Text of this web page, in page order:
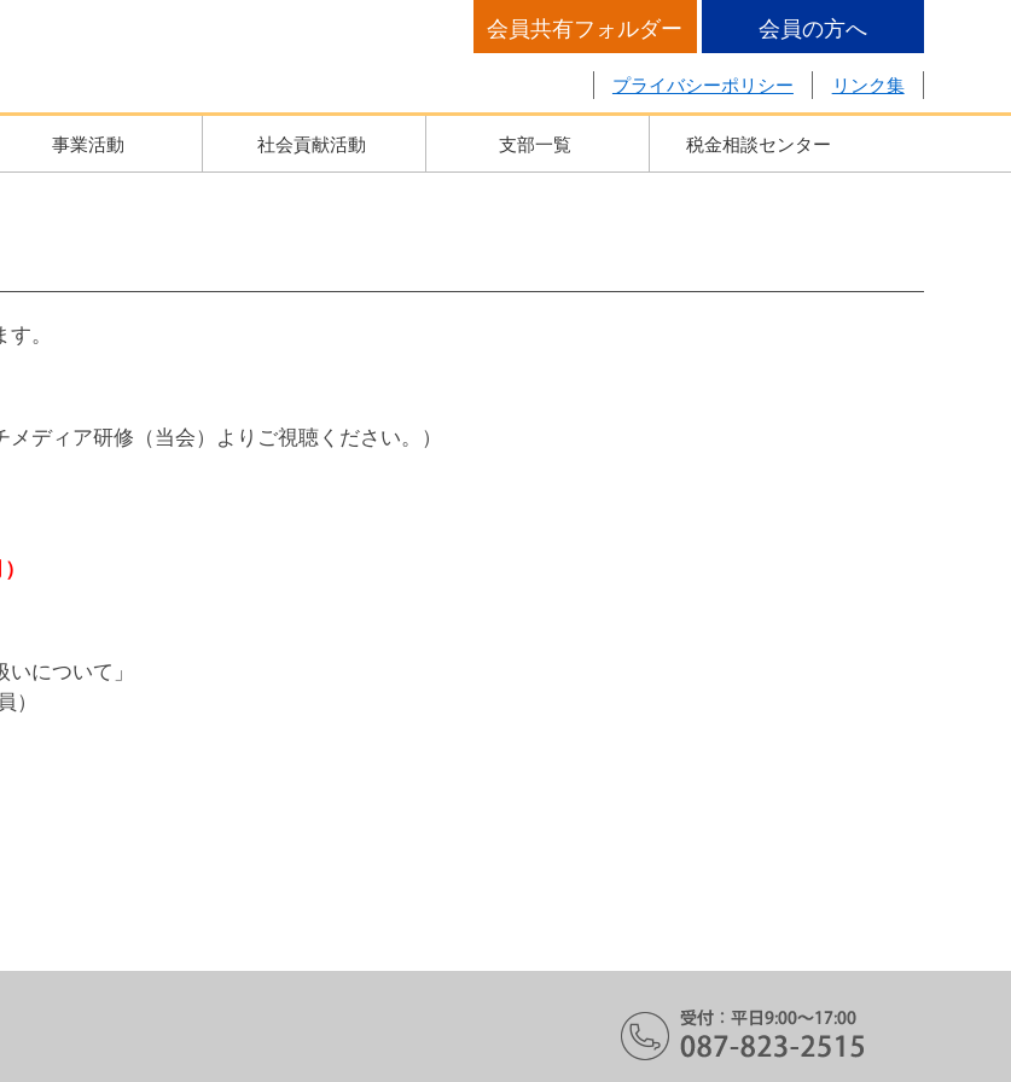
会員共有フォルダー 会員の方へ
リンク集
プライバシーポリシー
事業活動 社会貢献活動 支部一覧 税金相談センター
。
ディア研修（当会）よりご視聴ください。）
について」